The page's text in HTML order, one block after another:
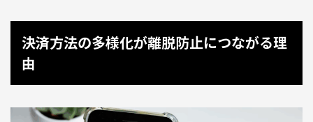
決済方法の多様化が離脱防止につながる理
由